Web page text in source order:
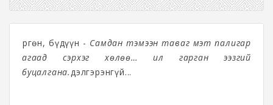
Өргөн, бүдүүн - Самдан тэмээн таваг мэт палигар
агаад үсэрхэг хөлөө… ил гарган ээзгий
буцалгана.дэлгэрэнгүй...